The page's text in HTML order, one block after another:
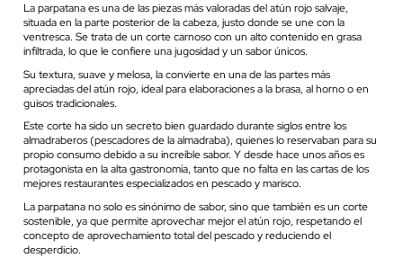
La parpatana es una de las piezas más valoradas del atún rojo salvaje,
situada en la parte posterior de la cabeza, justo donde se une con la
ventresca. Se trata de un corte carnoso con un alto contenido en grasa
infiltrada, lo que le confiere una jugosidad y un sabor únicos.
Su textura, suave y melosa, la convierte en una de las partes más
apreciadas del atún rojo, ideal para elaboraciones a la brasa, al horno o en
guisos tradicionales.
Este corte ha sido un secreto bien guardado durante siglos entre los
almadraberos (pescadores de la almadraba), quienes lo reservaban para su
propio consumo debido a su increíble sabor. Y desde hace unos años es
protagonista en la alta gastronomía, tanto que no falta en las cartas de los
mejores restaurantes especializados en pescado y marisco.
La parpatana no solo es sinónimo de sabor, sino que también es un corte
sostenible, ya que permite aprovechar mejor el atún rojo, respetando el
concepto de aprovechamiento total del pescado y reduciendo el
desperdicio.